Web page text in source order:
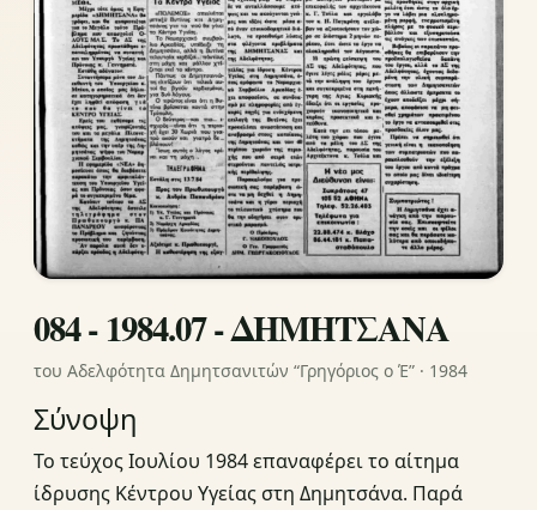
084 - 1984.07 - ΔΗΜΗΤΣΑΝΑ
του Αδελφότητα Δημητσανιτών “Γρηγόριος ο Έ” · 1984
Σύνοψη
Το τεύχος Ιουλίου 1984 επαναφέρει το αίτημα
ίδρυσης Κέντρου Υγείας στη Δημητσάνα. Παρά